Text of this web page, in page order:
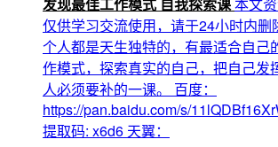
仅供学习交流使用，请于24小时内删
个人都是天生独特的，有最适合自己
作模式，探索真实的自己，把自己发
人必须要补的一课。 百度：
https://pan.baidu.com/s/
提取码: x6d6 天翼：